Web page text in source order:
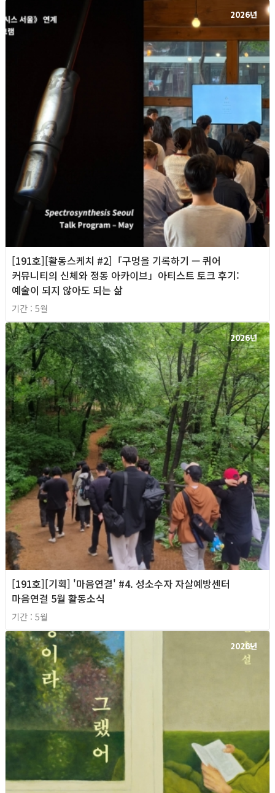
2026년
[191호][활동스케치 #2]「구멍을 기록하기 — 퀴어
커뮤니티의 신체와 정동 아카이브」아티스트 토크 후기:
예술이 되지 않아도 되는 삶
기간 : 5월
2026년
[191호][기획] '마음연결' #4. 성소수자 자살예방센터
마음연결 5월 활동소식
기간 : 5월
2026년